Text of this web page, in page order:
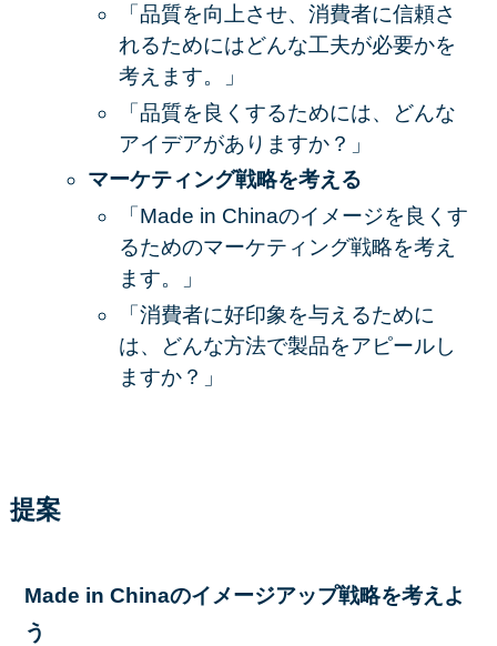
「品質を向上させ、消費者に信頼さ
れるためにはどんな工夫が必要かを
考えます。」
「品質を良くするためには、どんな
アイデアがありますか？」
マーケティング戦略を考える
「Made in Chinaのイメージを良くす
るためのマーケティング戦略を考え
ます。」
「消費者に好印象を与えるために
は、どんな方法で製品をアピールし
ますか？」
提案
Made in Chinaのイメージアップ戦略を考えよ
う